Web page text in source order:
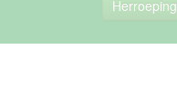
Herroeping